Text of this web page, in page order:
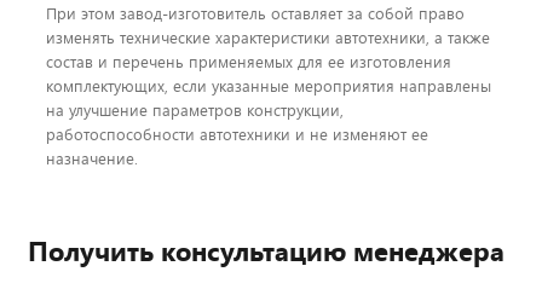
При этом завод-изготовитель оставляет за собой право
изменять технические характеристики автотехники, а также
состав и перечень применяемых для ее изготовления
комплектующих, если указанные мероприятия направлены
на улучшение параметров конструкции,
работоспособности автотехники и не изменяют ее
назначение.
Получить консультацию менеджера